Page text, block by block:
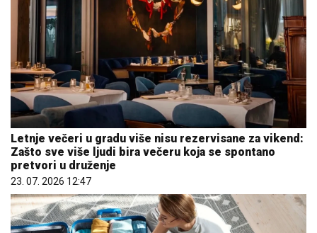
Letnje večeri u gradu više nisu rezervisane za vikend:
Zašto sve više ljudi bira večeru koja se spontano
pretvori u druženje
23. 07. 2026 12:47